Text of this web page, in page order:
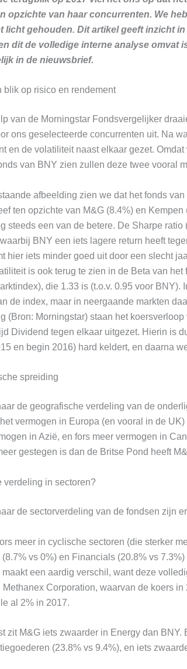
opzichte van haar concurrenten. We
licht gehouden. Dit artikel geeft inzicht
dit de volledige interne analyse omvat
in de nieuwsbrief.
blik op risico en rendement
van de Morningstar Fondsvergelijker
ons geselecteerde concurrenten uit. Na
en de volatiliteit naast elkaar gezet.
van BNY zien zullen deze twee vooral
afbeelding zien we dat het fonds
ten opzichte van M&G (8.4%) en
steeds een van de betere. De Sharpe
BNY een iets lagere return heeft
hier iets minder goed uit door een slecht
is ook terug te zien in de Beta van
die 1.33 is (t.o.v. 0.95 voor
de index, maar in neergaande markten
(Bron: Morningstar) staan het
Dividend tegen elkaar uitgezet. Hierin is
en begin 2016) hard keldert, en daarna
spreiding
de geografische verdeling van de
vermogen in Europa (en vooral in de
in Azië, en fors meer vermogen in
gestegen is dan de Britse Pond heeft
verdeling in sectoren?
de sectorverdeling van de fondsen zijn
meer in cyclische sectoren (die sterker
(8.7% vs 0%) en Financials (20.8% vs
maakt een aardig verschil, want deze
Methanex Corporation, waarvan de koers
al 2% in 2017.
zit M&G iets zwaarder in Energy dan
(23.8% vs 9.4%), en iets